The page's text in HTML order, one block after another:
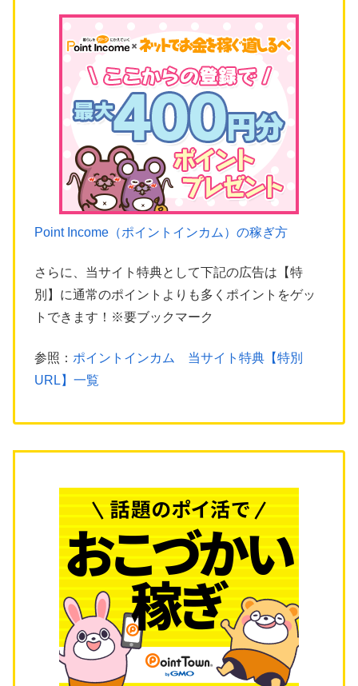
Point Income（ポイントインカム）の稼ぎ方
さらに、当サイト特典として下記の広告は【特
別】に通常のポイントよりも多くポイントをゲッ
トできます！※要ブックマーク
参照： ポイントインカム 当サイト特典【特別
URL】一覧